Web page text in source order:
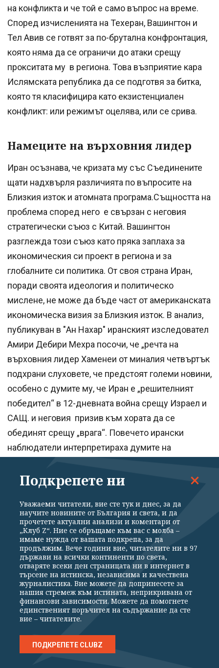
на конфликта и че той е само въпрос на време.
Според изчисленията на Техеран, Вашингтон и
Тел Авив се готвят за по-брутална конфронтация,
която няма да се ограничи до атаки срещу
прокситата му в региона. Това възприятие кара
Ислямската република да се подготвя за битка,
която тя класифицира като екзистенциален
конфликт: или режимът оцелява, или се срива.
Намеците на върховния лидер
Иран осъзнава, че кризата му със Съединените
щати надхвърля различията по въпросите на
Близкия изток и атомната програма.Същността на
проблема според него е свързан с неговия
стратегически съюз с Китай. Вашингтон
разглежда този съюз като пряка заплаха за
икономическия си проект в региона и за
глобалните си политика. От своя страна Иран,
поради своята идеология и политическо
мислене, не може да бъде част от американската
икономическа визия за Близкия изток. В анализ,
публикуван в "Ан Нахар" иранският изследовател
Амири Дебири Мехра посочи, че „речта на
върховния лидер Хаменеи от миналия четвъртък
подхрани слуховете, че предстоят големи новини,
особено с думите му, че Иран е „решителният
победител“ в 12-дневната война срещу Израел и
САЩ. и неговия призив към хората да се
обединят срещу „врага“. Повечето ирански
наблюдатели интерпретираха думите на
нова война. Те посочиха, че това идва с
повишението на цената на златото и долара в
Техеран, което отразява икономическото и
психологическото напрежение. Редица
тенденции и събития от последните дни сочат, че
„часът нула“ за втората фаза на войната между
Иран и Израел наближава.
Махра идентифицира поредица явления, които
той и редица анализатори считат за показателни
за неизбежна нова военна конфронтация между
останалите му въоръжени милиции в региона, от
Подкрепете ни
Уважаеми читатели, вие сте тук и днес, за да
научите новините от България и света, и да
прочетете актуални анализи и коментари от
„Клуб Z“. Ние се обръщаме към вас с молба –
имаме нужда от вашата подкрепа, за да
продължим. Вече години вие, читателите ни в 97
държави на всички континенти по света,
отваряте всеки ден страницата ни в интернет в
търсене на истинска, независима и качествена
журналистика. Вие можете да допринесете за
нашия стремеж към истината, неприкривана от
финансови зависимости. Можете да помогнете
единственият поръчител на съдържание да сте
вие – читателите.
ПОДКРЕПЕТЕ CLUBZ